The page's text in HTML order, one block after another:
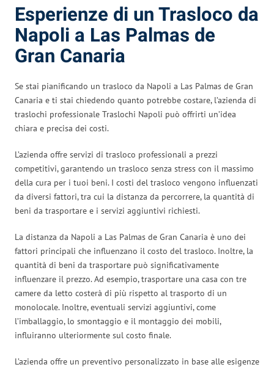
Esperienze di un Trasloco da
Napoli a Las Palmas de
Gran Canaria
Se stai pianificando un trasloco da Napoli a Las Palmas de Gran
Canaria e ti stai chiedendo quanto potrebbe costare, l’azienda di
traslochi professionale Traslochi Napoli può offrirti un’idea
chiara e precisa dei costi.
L’azienda offre servizi di trasloco professionali a prezzi
competitivi, garantendo un trasloco senza stress con il massimo
della cura per i tuoi beni. I costi del trasloco vengono influenzati
da diversi fattori, tra cui la distanza da percorrere, la quantità di
beni da trasportare e i servizi aggiuntivi richiesti.
La distanza da Napoli a Las Palmas de Gran Canaria è uno dei
fattori principali che influenzano il costo del trasloco. Inoltre, la
quantità di beni da trasportare può significativamente
influenzare il prezzo. Ad esempio, trasportare una casa con tre
camere da letto costerà di più rispetto al trasporto di un
monolocale. Inoltre, eventuali servizi aggiuntivi, come
l’imballaggio, lo smontaggio e il montaggio dei mobili,
influiranno ulteriormente sul costo finale.
L’azienda offre un preventivo personalizzato in base alle esigenze